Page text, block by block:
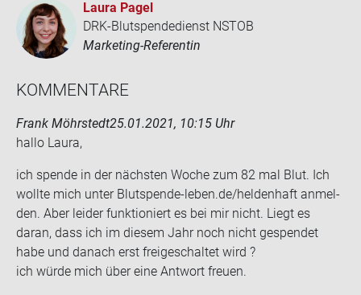
Laura Pagel
DRK-Blutspendedienst NSTOB
Marketing-Referentin
KOM­MEN­TA­RE
Frank Möhrstedt25.01.2021, 10:15 Uhr
hallo Laura,
ich spen­de in der nächs­ten Woche zum 82 mal Blut. Ich
woll­te mich unter Blutspende-​leben.de/hel­den­haft an­mel­
den. Aber lei­der funk­tio­niert es bei mir nicht. Liegt es
daran, dass ich im die­sem Jahr noch nicht ge­spen­det
habe und da­nach erst frei­ge­schal­tet wird ?
ich würde mich über eine Ant­wort freu­en.